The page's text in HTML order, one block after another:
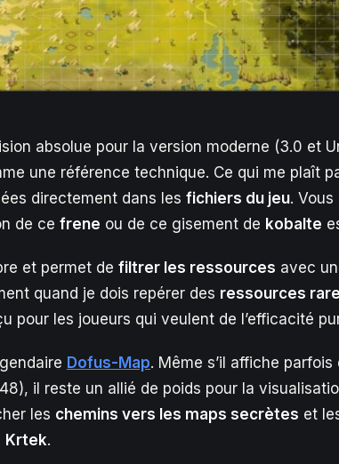
absolue pour la version moderne (3.0 et
une référence technique. Ce qui me plaît
directement dans les fichiers du jeu.
de ce frene ou de ce gisement de kobalte
et permet de filtrer les ressources avec
quand je dois repérer des ressources
pour les joueurs qui veulent de l’efficacité
Dofus-Map. Même s’il affiche
il reste un allié de poids pour la
les chemins vers les maps secrètes et
Krtek.